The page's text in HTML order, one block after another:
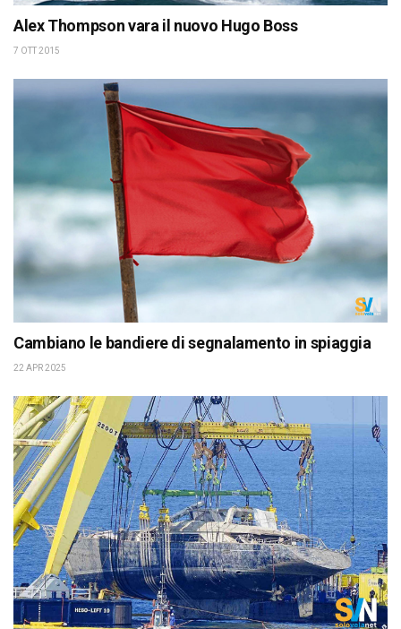
Alex Thompson vara il nuovo Hugo Boss
7 OTT 2015
Cambiano le bandiere di segnalamento in spiaggia
22 APR 2025